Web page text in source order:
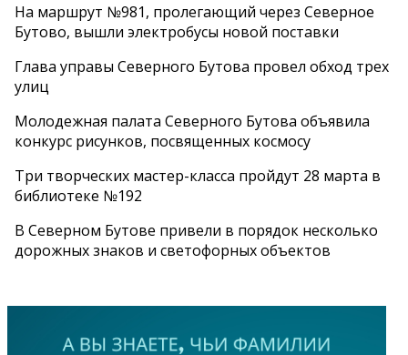
На маршрут №981, пролегающий через Северное
Бутово, вышли электробусы новой поставки
Глава управы Северного Бутова провел обход трех
улиц
Молодежная палата Северного Бутова объявила
конкурс рисунков, посвященных космосу
Три творческих мастер-класса пройдут 28 марта в
библиотеке №192
В Северном Бутове привели в порядок несколько
дорожных знаков и светофорных объектов